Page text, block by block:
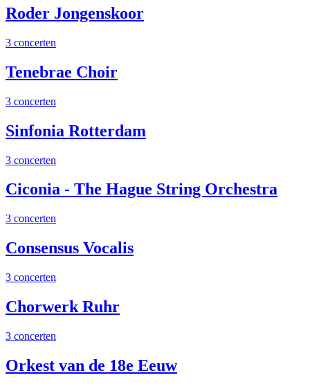
Roder Jongenskoor
3 concerten
Tenebrae Choir
3 concerten
Sinfonia Rotterdam
3 concerten
Ciconia - The Hague String Orchestra
3 concerten
Consensus Vocalis
3 concerten
Chorwerk Ruhr
3 concerten
Orkest van de 18e Eeuw